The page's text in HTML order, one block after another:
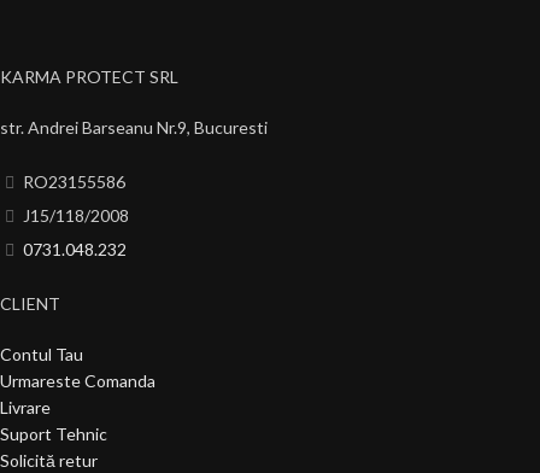
KARMA PROTECT SRL
str. Andrei Barseanu Nr.9, Bucuresti
RO23155586
J15/118/2008
0731.048.232
CLIENT
Contul Tau
Urmareste Comanda
Livrare
Suport Tehnic
Solicită retur